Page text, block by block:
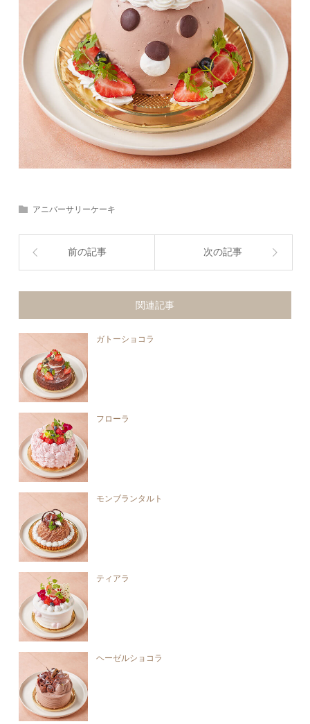
アニバーサリーケーキ
前の記事 次の記事
関連記事
ガトーショコラ
フローラ
モンブランタルト
ティアラ
ヘーゼルショコラ